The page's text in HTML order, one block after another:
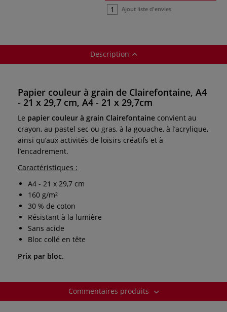
Ajout liste d'envies
Description
Papier couleur à grain de Clairefontaine, A4
- 21 x 29,7 cm, A4 - 21 x 29,7cm
Le papier couleur à grain Clairefontaine convient au
crayon, au pastel sec ou gras, à la gouache, à l’acrylique,
ainsi qu’aux activités de loisirs créatifs et à
l’encadrement.
Caractéristiques :
A4 - 21 x 29,7 cm
160 g/m²
30 % de coton
Résistant à la lumière
Sans acide
Bloc collé en tête
Prix par bloc.
Commentaires produits